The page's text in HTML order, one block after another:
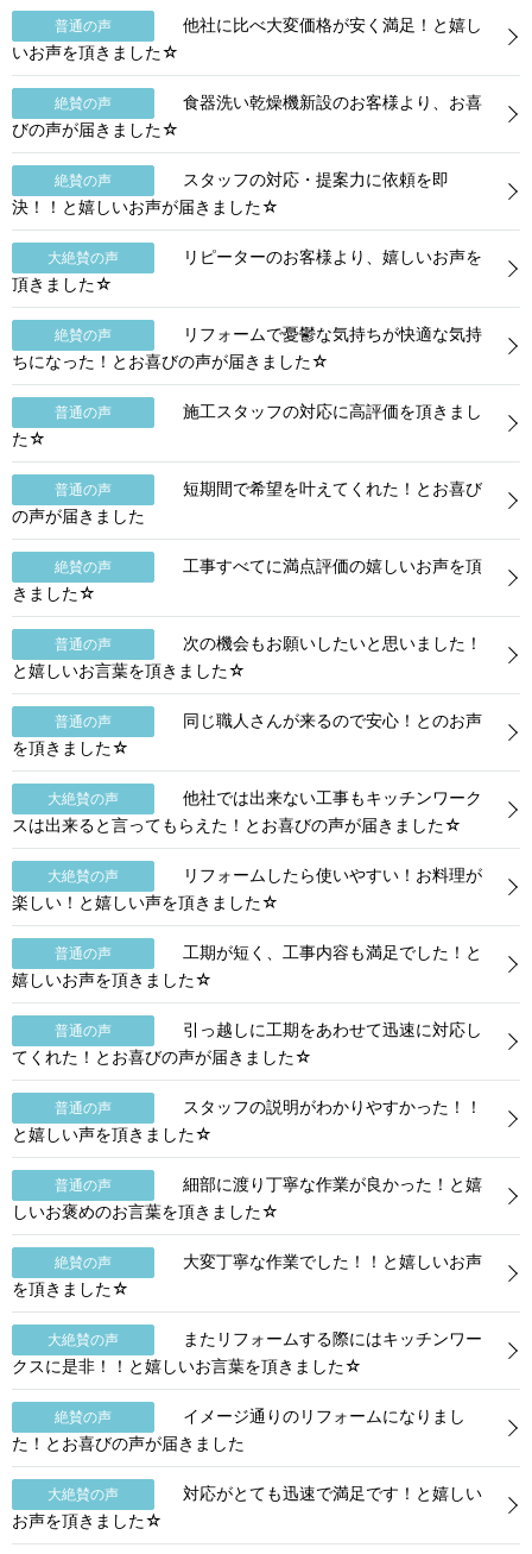
普通の声
他社に比べ大変価格が安く満足！と嬉し
いお声を頂きました☆
絶賛の声
食器洗い乾燥機新設のお客様より、お喜
びの声が届きました☆
絶賛の声
スタッフの対応・提案力に依頼を即
決！！と嬉しいお声が届きました☆
大絶賛の声
リピーターのお客様より、嬉しいお声を
頂きました☆
絶賛の声
リフォームで憂鬱な気持ちが快適な気持
ちになった！とお喜びの声が届きました☆
普通の声
施工スタッフの対応に高評価を頂きまし
た☆
普通の声
短期間で希望を叶えてくれた！とお喜び
の声が届きました
絶賛の声
工事すべてに満点評価の嬉しいお声を頂
きました☆
普通の声
次の機会もお願いしたいと思いました！
と嬉しいお言葉を頂きました☆
普通の声
同じ職人さんが来るので安心！とのお声
を頂きました☆
大絶賛の声
他社では出来ない工事もキッチンワーク
スは出来ると言ってもらえた！とお喜びの声が届きました☆
大絶賛の声
リフォームしたら使いやすい！お料理が
楽しい！と嬉しい声を頂きました☆
普通の声
工期が短く、工事内容も満足でした！と
嬉しいお声を頂きました☆
普通の声
引っ越しに工期をあわせて迅速に対応し
てくれた！とお喜びの声が届きました☆
普通の声
スタッフの説明がわかりやすかった！！
と嬉しい声を頂きました☆
普通の声
細部に渡り丁寧な作業が良かった！と嬉
しいお褒めのお言葉を頂きました☆
絶賛の声
大変丁寧な作業でした！！と嬉しいお声
を頂きました☆
大絶賛の声
またリフォームする際にはキッチンワー
クスに是非！！と嬉しいお言葉を頂きました☆
絶賛の声
イメージ通りのリフォームになりまし
た！とお喜びの声が届きました
大絶賛の声
対応がとても迅速で満足です！と嬉しい
お声を頂きました☆